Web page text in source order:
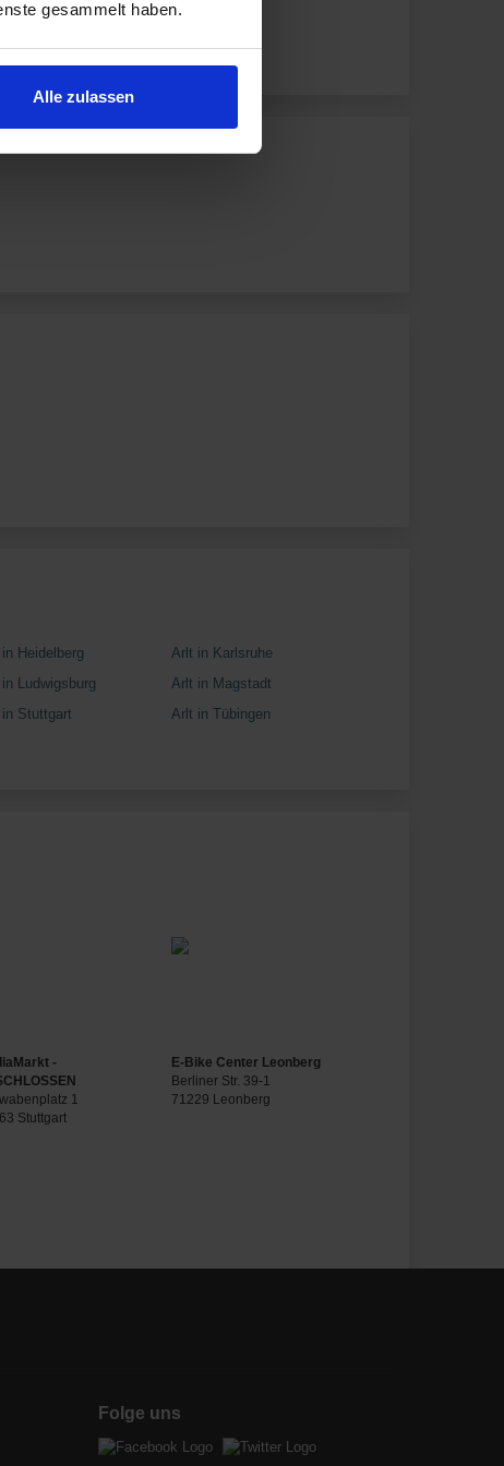
gesammelt haben.
Alle zulassen
Heidelberg
Arlt in Karlsruhe
Ludwigsburg
Arlt in Magstadt
Stuttgart Arlt in Tübingen
-
1
Stuttgart
E-Bike Center Leonberg
Berliner Str. 39-1
71229 Leonberg
Folge uns